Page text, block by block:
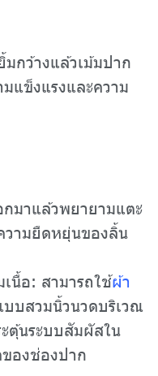
กว้างแล้วเม้มปาก
แข็งแรงและความ
มาแล้วพยายามแตะ
วามยืดหยุ่นของลิ้น
นื้อ: สามารถใช้ผ้า
บบสวมนิ้วนวดบริเวณ
ตุ้นระบบสัมผัสใน
องช่องปาก